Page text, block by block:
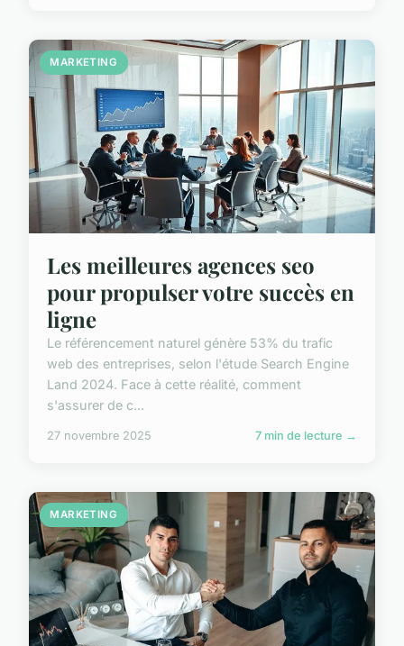
MARKETING
Les meilleures agences seo
pour propulser votre succès en
ligne
Le référencement naturel génère 53% du trafic
web des entreprises, selon l'étude Search Engine
Land 2024. Face à cette réalité, comment
s'assurer de c...
27 novembre 2025 7 min de lecture →
MARKETING